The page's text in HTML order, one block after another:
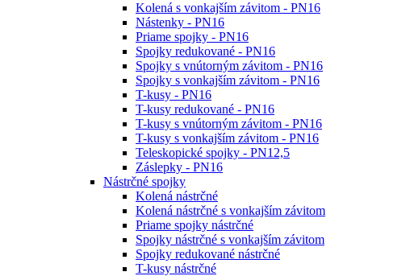
Kolená s vonkajším závitom - PN16
Nástenky - PN16
Priame spojky - PN16
Spojky redukované - PN16
Spojky s vnútorným závitom - PN16
Spojky s vonkajším závitom - PN16
T-kusy - PN16
T-kusy redukované - PN16
T-kusy s vnútorným závitom - PN16
T-kusy s vonkajším závitom - PN16
Teleskopické spojky - PN12,5
Záslepky - PN16
Nástrčné spojky
Kolená nástrčné
Kolená nástrčné s vonkajším závitom
Priame spojky nástrčné
Spojky nástrčné s vonkajším závitom
Spojky redukované nástrčné
T-kusy nástrčné